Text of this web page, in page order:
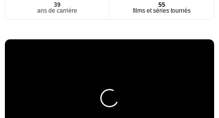
39
ans de carrière
55
films et séries tournés